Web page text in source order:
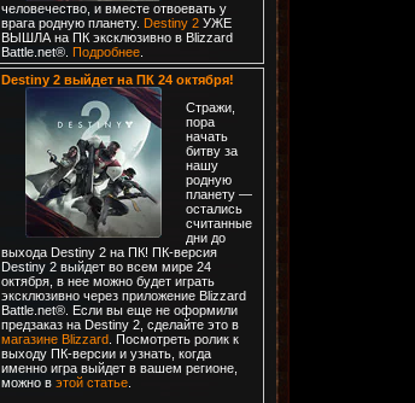
человечество, и вместе отвоевать у
врага родную планету. Destiny 2УЖЕ
ВЫШЛА на ПК эксклюзивно в Blizzard
Battle.net®. Подробнее.
Destiny 2 выйдет на ПК 24 октября!
Стражи,
пора
начать
битву за
нашу
родную
планету —
остались
считанные
дни до
выхода Destiny 2 на ПК! ПК-версия
Destiny 2 выйдет во всем мире 24
октября, в нее можно будет играть
эксклюзивно через приложение Blizzard
Battle.net®. Если вы еще не оформили
предзаказ на Destiny 2, сделайте это в
магазине Blizzard. Посмотреть ролик к
выходу ПК-версии и узнать, когда
именно игра выйдет в вашем регионе,
можно в этой статье.